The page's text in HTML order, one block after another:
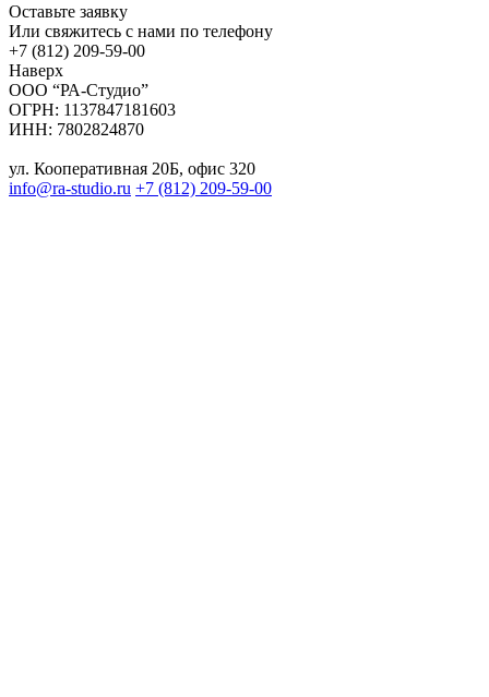
Оставьте заявку
Или свяжитесь с нами по телефону
+7 (812) 209-59-00
Наверх
ООО “РА-Студио”
ОГРН: 1137847181603
ИНН: 7802824870
ул. Кооперативная 20Б, офис 320
info@ra-studio.ru +7 (812) 209-59-00